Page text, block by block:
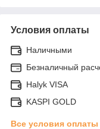
Условия оплаты
Наличными
Безналичный
Halyk VISA
KASPI GOLD
Все условия оплаты